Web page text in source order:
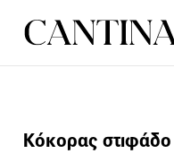
Κόκορας στιφάδο